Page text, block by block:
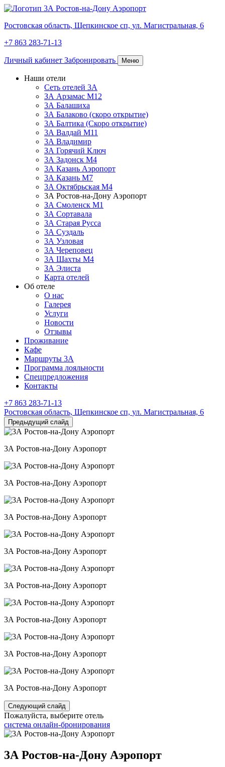
Ростовская область, Щепкинское сп, ул. Магистральная, 6
+7 863 283-71-13
Личный кабинет Забронировать Меню
Наши отели
Сеть отелей 3А
ЗА Арзамас М12
3А Балашиха
3А Балаково (скоро открытие)
3А Балтика (Скоро открытие)
3А Валдай М11
3А Владимир
ЗА Горячий Ключ
3А Задонск М4
3А Казань Аэропорт
3А Казань M7
3А Октябрьская М4
3А Ростов-на-Дону Аэропорт
ЗА Смоленск М1
ЗА Сортавала
3А Старая Русса
3А Суздаль
3А Узловая
3А Череповец
3А Шахты М4
ЗА Элиста
Карта отелей
Об отеле
О нас
Галерея
Услуги
Новости
Отзывы
Проживание
Кафе
Маршруты 3А
Программа лояльности
Спецпредложения
Контакты
+7 863 283-71-13
Ростовская область, Щепкинское сп, ул. Магистральная, 6
Предыдущий слайд
3А Ростов-на-Дону Аэропорт
3А Ростов-на-Дону Аэропорт
3А Ростов-на-Дону Аэропорт
3А Ростов-на-Дону Аэропорт
3А Ростов-на-Дону Аэропорт
3А Ростов-на-Дону Аэропорт
3А Ростов-на-Дону Аэропорт
3А Ростов-на-Дону Аэропорт
Следующий слайд
Пожалуйста, выберите отель
система онлайн-бронирования
3А Ростов-на-Дону Аэропорт